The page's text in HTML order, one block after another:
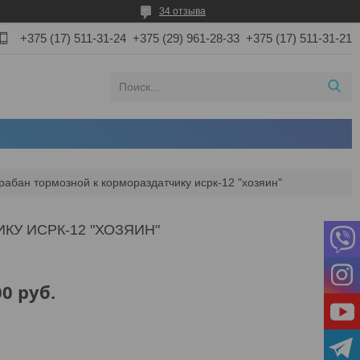
34 отзыва
+375 (17) 511-31-24 +375 (29) 961-28-33 +375 (17) 511-31-21
тормозной к кормораздатчику исрк-12 "хозяин"
ИСРК-12 "ХОЗЯИН"
руб.